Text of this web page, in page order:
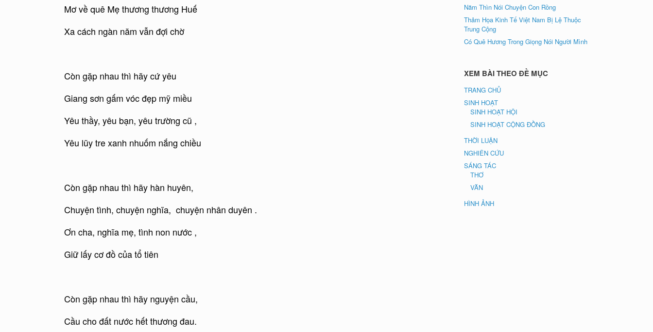
Mơ về quê Mẹ thương thương Huế
Xa cách ngàn năm vẫn đợi chờ
Còn gặp nhau thì hãy cứ yêu
Giang sơn gấm vóc đẹp mỹ miều
Yêu thầy, yêu bạn, yêu trường cũ ,
Yêu lũy tre xanh nhuốm nắng chiều
Còn gặp nhau thì hãy hàn huyên,
Chuyện tình, chuyện nghĩa, chuyện nhân duyên .
Ơn cha, nghĩa mẹ, tình non nước ,
Giữ lấy cơ đồ của tổ tiên
Còn gặp nhau thì hãy nguyện cầu,
Cầu cho đất nước hết thương đau.
Năm Thìn Nói Chuyện Con Rồng
Thảm Họa Kinh Tế Việt Nam Bị Lệ Thuộc
Trung Cộng
Có Quê Hương Trong Giọng Nói Người Mình
XEM BÀI THEO ĐỀ MỤC
TRANG CHỦ
SINH HOẠT
SINH HOẠT HỘI
SINH HOẠT CỘNG ĐỒNG
THỜI LUẬN
NGHIÊN CỨU
SÁNG TÁC
THƠ
VĂN
HÌNH ẢNH